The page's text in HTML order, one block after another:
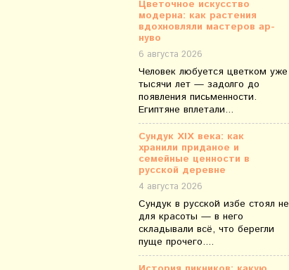
Цветочное искусство
модерна: как растения
вдохновляли мастеров ар-
нуво
6 августа 2026
Человек любуется цветком уже
тысячи лет — задолго до
появления письменности.
Египтяне вплетали...
Сундук XIX века: как
хранили приданое и
семейные ценности в
русской деревне
4 августа 2026
Сундук в русской избе стоял не
для красоты — в него
складывали всё, что берегли
пуще прочего....